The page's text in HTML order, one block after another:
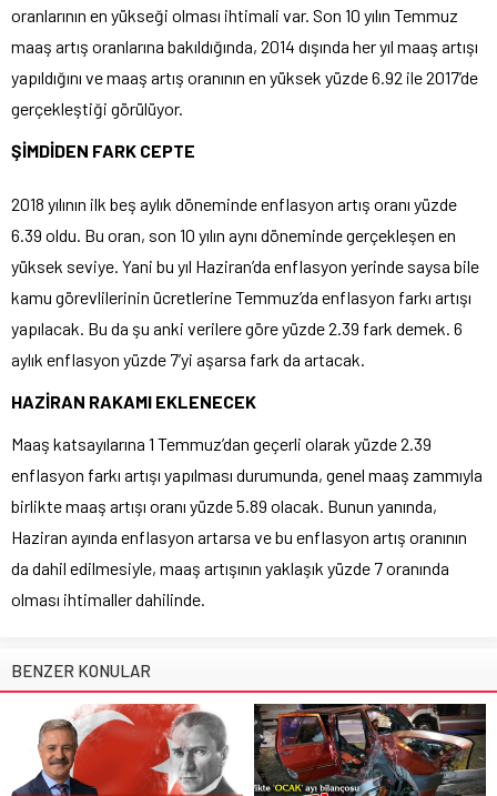
oranlarının en yükseği olması ihtimali var. Son 10 yılın Temmuz
maaş artış oranlarına bakıldığında, 2014 dışında her yıl maaş artışı
yapıldığını ve maaş artış oranının en yüksek yüzde 6.92 ile 2017’de
gerçekleştiği görülüyor.
ŞİMDİDEN FARK CEPTE
2018 yılının ilk beş aylık döneminde enflasyon artış oranı yüzde
6.39 oldu. Bu oran, son 10 yılın aynı döneminde gerçekleşen en
yüksek seviye. Yani bu yıl Haziran’da enflasyon yerinde saysa bile
kamu görevlilerinin ücretlerine Temmuz’da enflasyon farkı artışı
yapılacak. Bu da şu anki verilere göre yüzde 2.39 fark demek. 6
aylık enflasyon yüzde 7’yi aşarsa fark da artacak.
HAZİRAN RAKAMI EKLENECEK
Maaş katsayılarına 1 Temmuz’dan geçerli olarak yüzde 2.39
enflasyon farkı artışı yapılması durumunda, genel maaş zammıyla
birlikte maaş artışı oranı yüzde 5.89 olacak. Bunun yanında,
Haziran ayında enflasyon artarsa ve bu enflasyon artış oranının
da dahil edilmesiyle, maaş artışının yaklaşık yüzde 7 oranında
olması ihtimaller dahilinde.
BENZER KONULAR